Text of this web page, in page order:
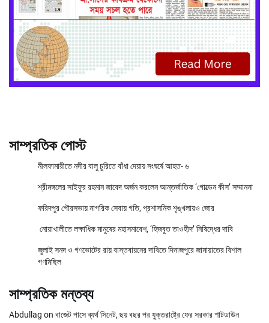
সাম্প্রতিক পোস্ট
নীলফামারীতে নদীর বালু চুরিতে বাঁধা দেয়ায় সংঘর্ষে আহত- ৬
শ্রীমঙ্গলের সাইফুর রহমান জাবেদ অর্জন করলেন আন্তর্জাতিক ‘গোল্ডেন কীস’ সম্মাননা
ফরিদপুর পৌরসভায় নাগরিক সেবায় গতি, প্রশাসনিক শৃঙ্খলায়ও জোর
নোয়াখালীতে লক্ষাধিক মানুষের মহাসমাবেশ, ‘হিজবুত তাওহীদ’ নিষিদ্ধের দাবি
জুলাই সনদ ও গণভোটের রায় বাস্তবায়নের দাবিতে দিনাজপুরে জামায়াতের বিশাল
গণমিছিল
সাম্প্রতিক মন্তব্য
Abdullag on বাজেট পাসে ব্যর্থ সিনেট, ছয় বছর পর যুক্তরাষ্ট্রে ফের সরকার শাটডাউন